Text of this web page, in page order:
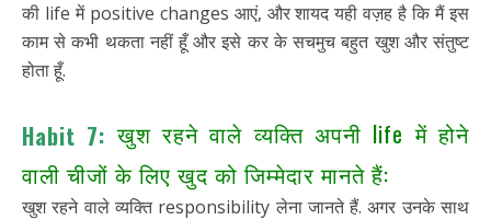
की life में positive changes आएं, और शायद यही वज़ह है कि मैं इस
काम से कभी थकता नहीं हूँ और इसे कर के सचमुच बहुत खुश और संतुष्ट
होता हूँ.
Habit 7: खुश रहने वाले व्यक्ति अपनी life में होने
वाली चीजों के लिए खुद को जिम्मेदार मानते हैं:
खुश रहने वाले व्यक्ति responsibility लेना जानते हैं. अगर उनके साथ